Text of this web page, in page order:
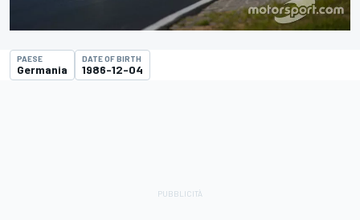
PAESE
Germania
DATE OF BIRTH
1986-12-04